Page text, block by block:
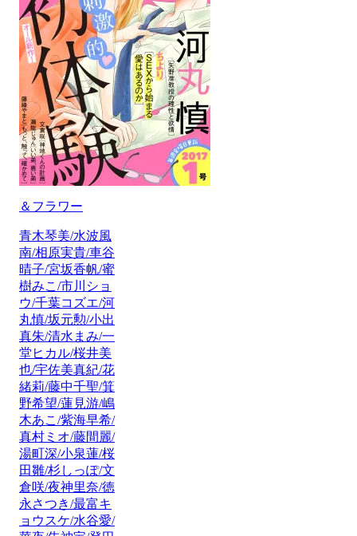
＆フラワー
青木琴美/水波風
南/相原実貴/車谷
晴子/宮坂香帆/蜜
樹みこ/市川ショ
ウ/千葉コズエ/河
丸慎/坂元勲/小出
真朱/清水まみ/一
堂ヒカル/桜井美
也/宇佐美真紀/花
緒莉/藤中千聖/箕
野希望/蓮見游/嶋
木あこ/紫海早希/
真村ミオ/藤間麗/
湯町深/小泉蓮/桜
田雛/杉しっぽ/文
倉咲/夜神里奈/徳
永さつき/最富キ
ョウスケ/水谷愛/